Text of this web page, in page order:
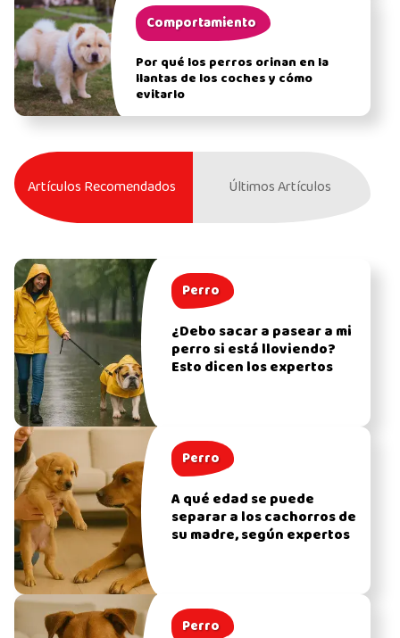
Comportamiento
Por qué los perros orinan en la
llantas de los coches y cómo
evitarlo
Artículos Recomendados Últimos Artículos
Perro
¿Debo sacar a pasear a mi
perro si está lloviendo?
Esto dicen los expertos
Perro
A qué edad se puede
separar a los cachorros de
su madre, según expertos
Perro